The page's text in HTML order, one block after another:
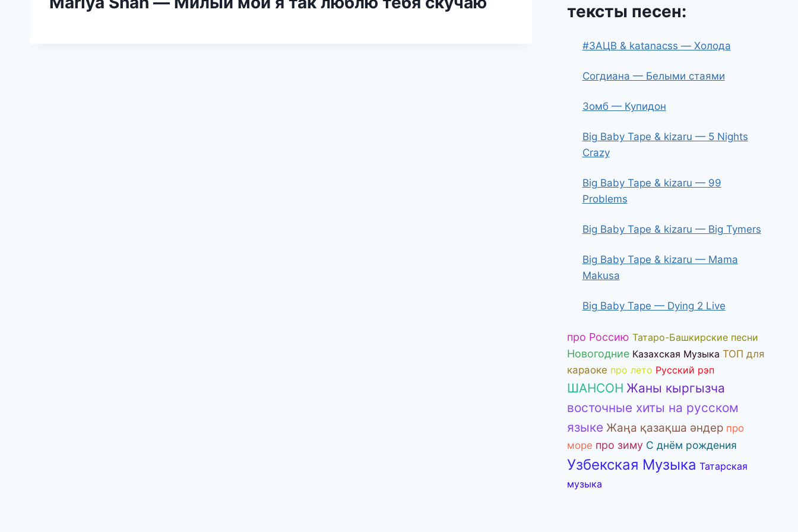
тексты песен:
#ЗАЦВ & katanacss — Холода
Согдиана — Белыми стаями
Зомб — Купидон
Big Baby Tape & kizaru — 5 Nights
Crazy
Big Baby Tape & kizaru — 99
Problems
Big Baby Tape & kizaru — Big Tymers
Big Baby Tape & kizaru — Mama
Makusa
Big Baby Tape — Dying 2 Live
про Россию Татаро-Башкирские песни
Новогодние Казахская Музыка ТОП для
караоке про лето Русский рэп
ШАНСОН Жаны кыргызча
восточные хиты на русском
языке Жаңа қазақша әндер про
море про зиму С днём рождения
Узбекская Музыка Татарская
музыка